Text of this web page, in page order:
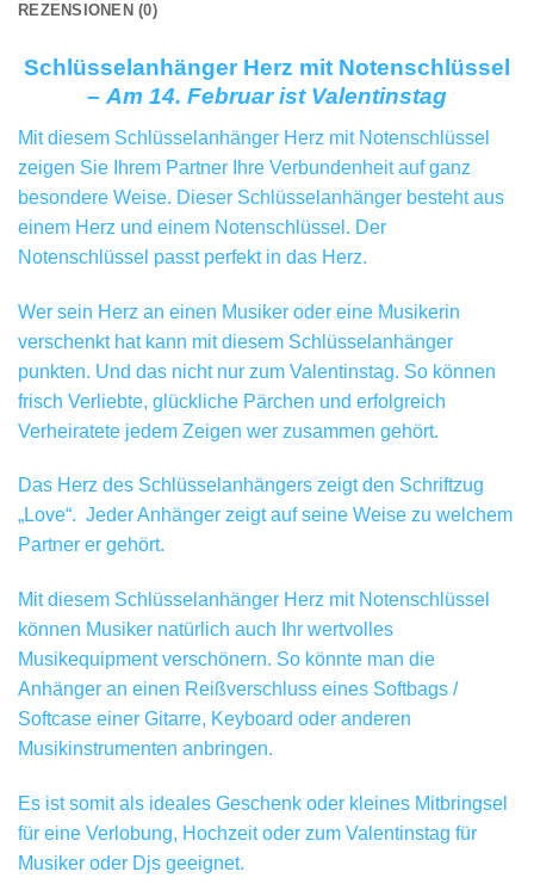
REZENSIONEN (0)
Schlüsselanhänger Herz mit Notenschlüssel
–Am 14. Februar ist Valentinstag
Mit diesem Schlüsselanhänger Herz mit Notenschlüssel
zeigen Sie Ihrem Partner Ihre Verbundenheit auf ganz
besondere Weise. Dieser Schlüsselanhänger besteht aus
einem Herz und einem Notenschlüssel. Der
Notenschlüssel passt perfekt in das Herz.
Wer sein Herz an einen Musiker oder eine Musikerin
verschenkt hat kann mit diesem Schlüsselanhänger
punkten. Und das nicht nur zum Valentinstag. So können
frisch Verliebte, glückliche Pärchen und erfolgreich
Verheiratete jedem Zeigen wer zusammen gehört.
Das Herz des Schlüsselanhängers zeigt den Schriftzug
„Love“. Jeder Anhänger zeigt auf seine Weise zu welchem
Partner er gehört.
Mit diesem Schlüsselanhänger Herz mit Notenschlüssel
können Musiker natürlich auch Ihr wertvolles
Musikequipment verschönern. So könnte man die
Anhänger an einen Reißverschluss eines Softbags /
Softcase einer Gitarre, Keyboard oder anderen
Musikinstrumenten anbringen.
Es ist somit als ideales Geschenk oder kleines Mitbringsel
für eine Verlobung, Hochzeit oder zum Valentinstag für
Musiker oder Djs geeignet.